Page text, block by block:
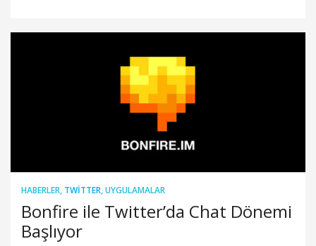
HABERLER, TWITTER,UYGULAMALAR
Bonfire ile Twitter’da Chat Dönemi
Başlıyor